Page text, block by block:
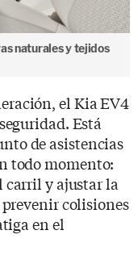
naturales y tejidos
el Kia EV4
Está
de asistencias
todo momento:
carril y ajustar la
colisiones
en el